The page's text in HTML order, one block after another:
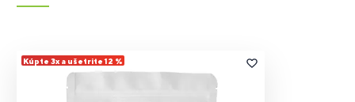
Kúpte 3x a ušetrite 12 %